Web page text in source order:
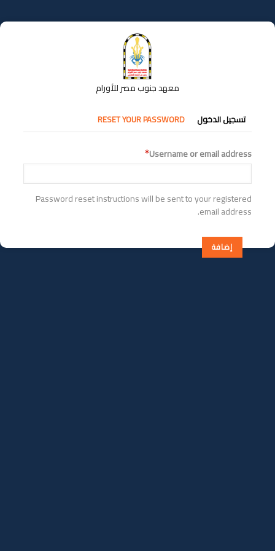
إلى
المحتوى
معهد جنوب مصر للأورام
التبويبات
الأساسية
تسجيل الدخول RESET YOUR PASSWORD
Username or email address
Password reset instructions will be sent to your registered
email address.